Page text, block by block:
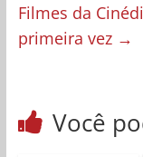
Filmes da
primeira vez →
Você